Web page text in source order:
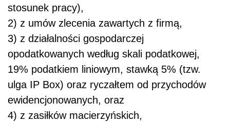
stosunek pracy),
2) z umów zlecenia zawartych z firmą,
3) z działalności gospodarczej
opodatkowanych według skali podatkowej,
19% podatkiem liniowym, stawką 5% (tzw.
ulga IP Box) oraz ryczałtem od przychodów
ewidencjonowanych, oraz
4) z zasiłków macierzyńskich,